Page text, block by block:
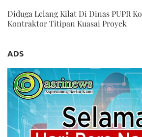
Diduga Lelang Kilat Di Dinas PUPR
Kontraktor Titipan Kuasai Proyek
ADS